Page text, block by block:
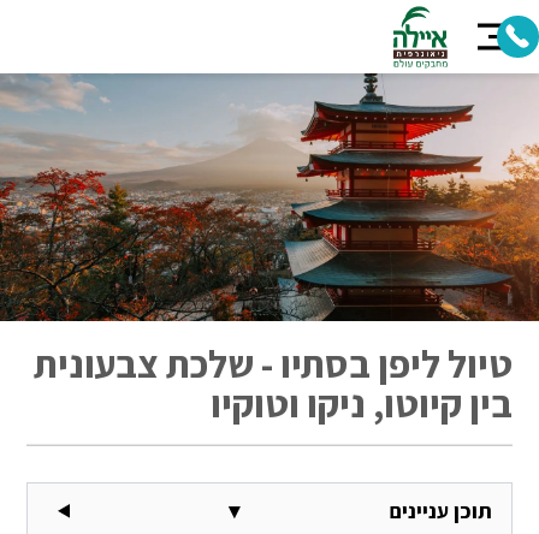
טיול ליפן בסתיו - שלכת צבעונית
בין קיוטו, ניקו וטוקיו
▾ תוכן עניינים